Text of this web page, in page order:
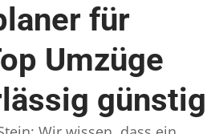
für
Umzüge
günstig